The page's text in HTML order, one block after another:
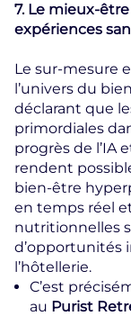
7. Le mieux-
expériences
Le sur-mesure
l’univers du
déclarant que
primordiales
progrès de l’IA
rendent
bien-être
en temps réel
nutritionnelles
d’opportunités
l’hôtellerie.
C’est
au Purist